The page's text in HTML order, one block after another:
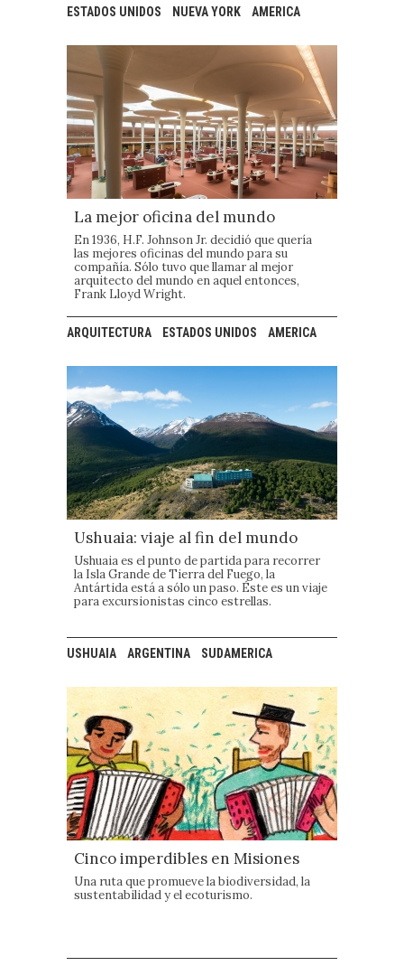
ESTADOS UNIDOS NUEVA YORK AMERICA
La mejor oficina del mundo
En 1936, H.F. Johnson Jr. decidió que quería
las mejores oficinas del mundo para su
compañía. Sólo tuvo que llamar al mejor
arquitecto del mundo en aquel entonces,
Frank Lloyd Wright.
ARQUITECTURA ESTADOS UNIDOS AMERICA
Ushuaia: viaje al fin del mundo
Ushuaia es el punto de partida para recorrer
la Isla Grande de Tierra del Fuego, la
Antártida está a sólo un paso. Éste es un viaje
para excursionistas cinco estrellas.
USHUAIA ARGENTINA SUDAMERICA
Cinco imperdibles en Misiones
Una ruta que promueve la biodiversidad, la
sustentabilidad y el ecoturismo.